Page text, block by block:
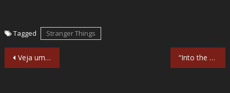
Tagged Stranger Things
Navegação
Veja um cartaz animado de ‘A Maldição da Chorona’ “Into the Dark” do Hulu aborda o Dia das Mães com “Tudo o que destruímos”